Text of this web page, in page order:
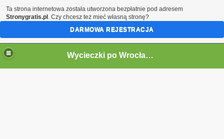
Wycieczki po Wrocławiu
Ta strona internetowa została utworzona bezpłatnie pod adresem
Stronygratis.pl . Czy chcesz też mieć własną stronę?
DARMOWA REJESTRACJA